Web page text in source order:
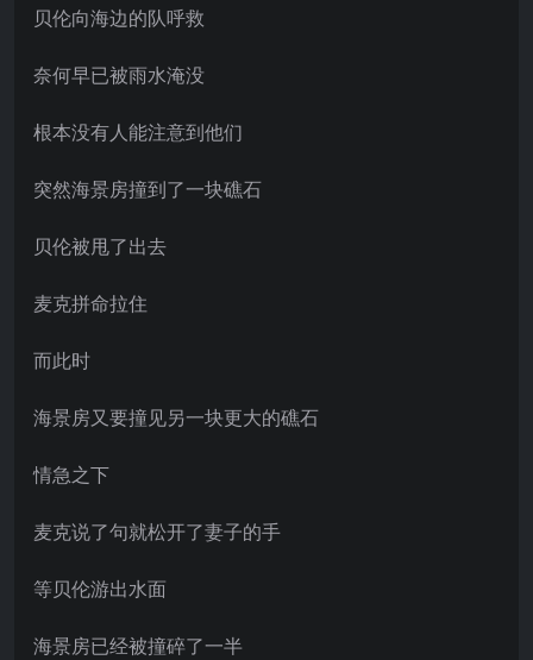
贝伦向海边的队呼救
奈何早已被雨水淹没
根本没有人能注意到他们
突然海景房撞到了一块礁石
贝伦被甩了出去
麦克拼命拉住
而此时
海景房又要撞见另一块更大的礁石
情急之下
麦克说了句就松开了妻子的手
等贝伦游出水面
海景房已经被撞碎了一半